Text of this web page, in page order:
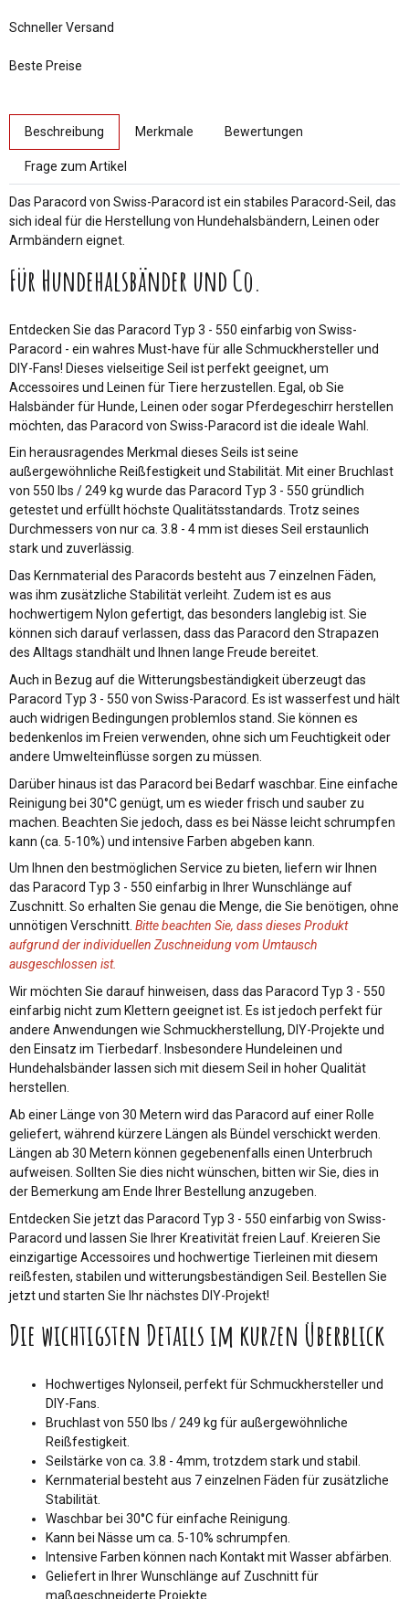
Schneller Versand
Beste Preise
Beschreibung Merkmale Bewertungen
Frage zum Artikel
Das Paracord von Swiss-Paracord ist ein stabiles Paracord-Seil, das
sich ideal für die Herstellung von Hundehalsbändern, Leinen oder
Armbändern eignet.
Für Hundehalsbänder und Co.
Entdecken Sie das Paracord Typ 3 - 550 einfarbig von Swiss-
Paracord - ein wahres Must-have für alle Schmuckhersteller und
DIY-Fans! Dieses vielseitige Seil ist perfekt geeignet, um
Accessoires und Leinen für Tiere herzustellen. Egal, ob Sie
Halsbänder für Hunde, Leinen oder sogar Pferdegeschirr herstellen
möchten, das Paracord von Swiss-Paracord ist die ideale Wahl.
Ein herausragendes Merkmal dieses Seils ist seine
außergewöhnliche Reißfestigkeit und Stabilität. Mit einer Bruchlast
von 550 lbs / 249 kg wurde das Paracord Typ 3 - 550 gründlich
getestet und erfüllt höchste Qualitätsstandards. Trotz seines
Durchmessers von nur ca. 3.8 - 4 mm ist dieses Seil erstaunlich
stark und zuverlässig.
Das Kernmaterial des Paracords besteht aus 7 einzelnen Fäden,
was ihm zusätzliche Stabilität verleiht. Zudem ist es aus
hochwertigem Nylon gefertigt, das besonders langlebig ist. Sie
können sich darauf verlassen, dass das Paracord den Strapazen
des Alltags standhält und Ihnen lange Freude bereitet.
Auch in Bezug auf die Witterungsbeständigkeit überzeugt das
Paracord Typ 3 - 550 von Swiss-Paracord. Es ist wasserfest und hält
auch widrigen Bedingungen problemlos stand. Sie können es
bedenkenlos im Freien verwenden, ohne sich um Feuchtigkeit oder
andere Umwelteinflüsse sorgen zu müssen.
Darüber hinaus ist das Paracord bei Bedarf waschbar. Eine einfache
Reinigung bei 30°C genügt, um es wieder frisch und sauber zu
machen. Beachten Sie jedoch, dass es bei Nässe leicht schrumpfen
kann (ca. 5-10%) und intensive Farben abgeben kann.
Um Ihnen den bestmöglichen Service zu bieten, liefern wir Ihnen
das Paracord Typ 3 - 550 einfarbig in Ihrer Wunschlänge auf
Zuschnitt. So erhalten Sie genau die Menge, die Sie benötigen, ohne
unnötigen Verschnitt. Bitte beachten Sie, dass dieses Produkt
aufgrund der individuellen Zuschneidung vom Umtausch
ausgeschlossen ist.
Wir möchten Sie darauf hinweisen, dass das Paracord Typ 3 - 550
einfarbig nicht zum Klettern geeignet ist. Es ist jedoch perfekt für
andere Anwendungen wie Schmuckherstellung, DIY-Projekte und
den Einsatz im Tierbedarf. Insbesondere Hundeleinen und
Hundehalsbänder lassen sich mit diesem Seil in hoher Qualität
herstellen.
Ab einer Länge von 30 Metern wird das Paracord auf einer Rolle
geliefert, während kürzere Längen als Bündel verschickt werden.
Längen ab 30 Metern können gegebenenfalls einen Unterbruch
aufweisen. Sollten Sie dies nicht wünschen, bitten wir Sie, dies in
der Bemerkung am Ende Ihrer Bestellung anzugeben.
Entdecken Sie jetzt das Paracord Typ 3 - 550 einfarbig von Swiss-
Paracord und lassen Sie Ihrer Kreativität freien Lauf. Kreieren Sie
einzigartige Accessoires und hochwertige Tierleinen mit diesem
reißfesten, stabilen und witterungsbeständigen Seil. Bestellen Sie
jetzt und starten Sie Ihr nächstes DIY-Projekt!
Die wichtigsten Details im kurzen Überblick
Hochwertiges Nylonseil, perfekt für Schmuckhersteller und
DIY-Fans.
Bruchlast von 550 lbs / 249 kg für außergewöhnliche
Reißfestigkeit.
Seilstärke von ca. 3.8 - 4mm, trotzdem stark und stabil.
Kernmaterial besteht aus 7 einzelnen Fäden für zusätzliche
Stabilität.
Waschbar bei 30°C für einfache Reinigung.
Kann bei Nässe um ca. 5-10% schrumpfen.
Intensive Farben können nach Kontakt mit Wasser abfärben.
Geliefert in Ihrer Wunschlänge auf Zuschnitt für
maßgeschneiderte Projekte.